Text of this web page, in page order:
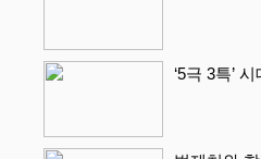
‘5극 3특’